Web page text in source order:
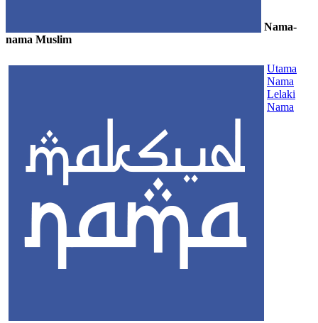
Nama-
nama Muslim
Utama
Nama
Lelaki
Nama